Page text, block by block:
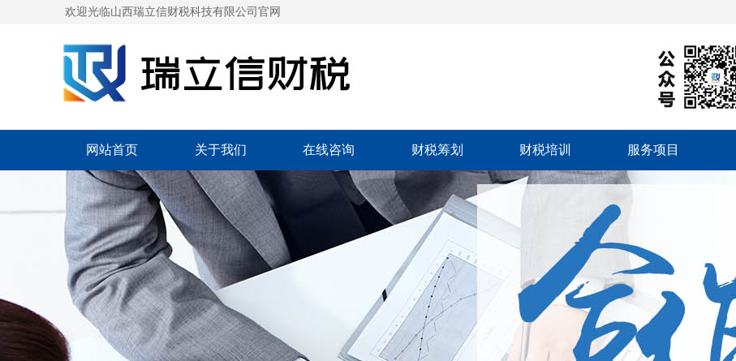
欢迎光临山西瑞立信财税科技有限公司官网
网站首页 关于我们 在线咨询 财税筹划 财税培训 服务项目